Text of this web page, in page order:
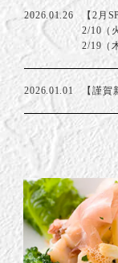
2026.01.26
【2月
2/10（
2/19（
2026.01.01 【謹賀